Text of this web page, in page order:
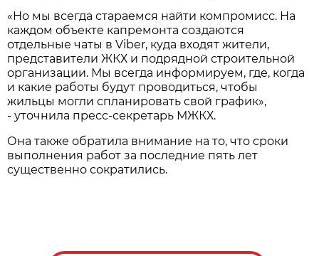
«Но мы всегда стараемся найти компромисс. На
каждом объекте капремонта создаются
отдельные чаты в Viber, куда входят жители,
представители ЖКХ и подрядной строительной
организации. Мы всегда информируем, где, когда
и какие работы будут проводиться, чтобы
жильцы могли спланировать свой график»,
- уточнила пресс-секретарь МЖКХ.
Она также обратила внимание на то, что сроки
выполнения работ за последние пять лет
существенно сократились.